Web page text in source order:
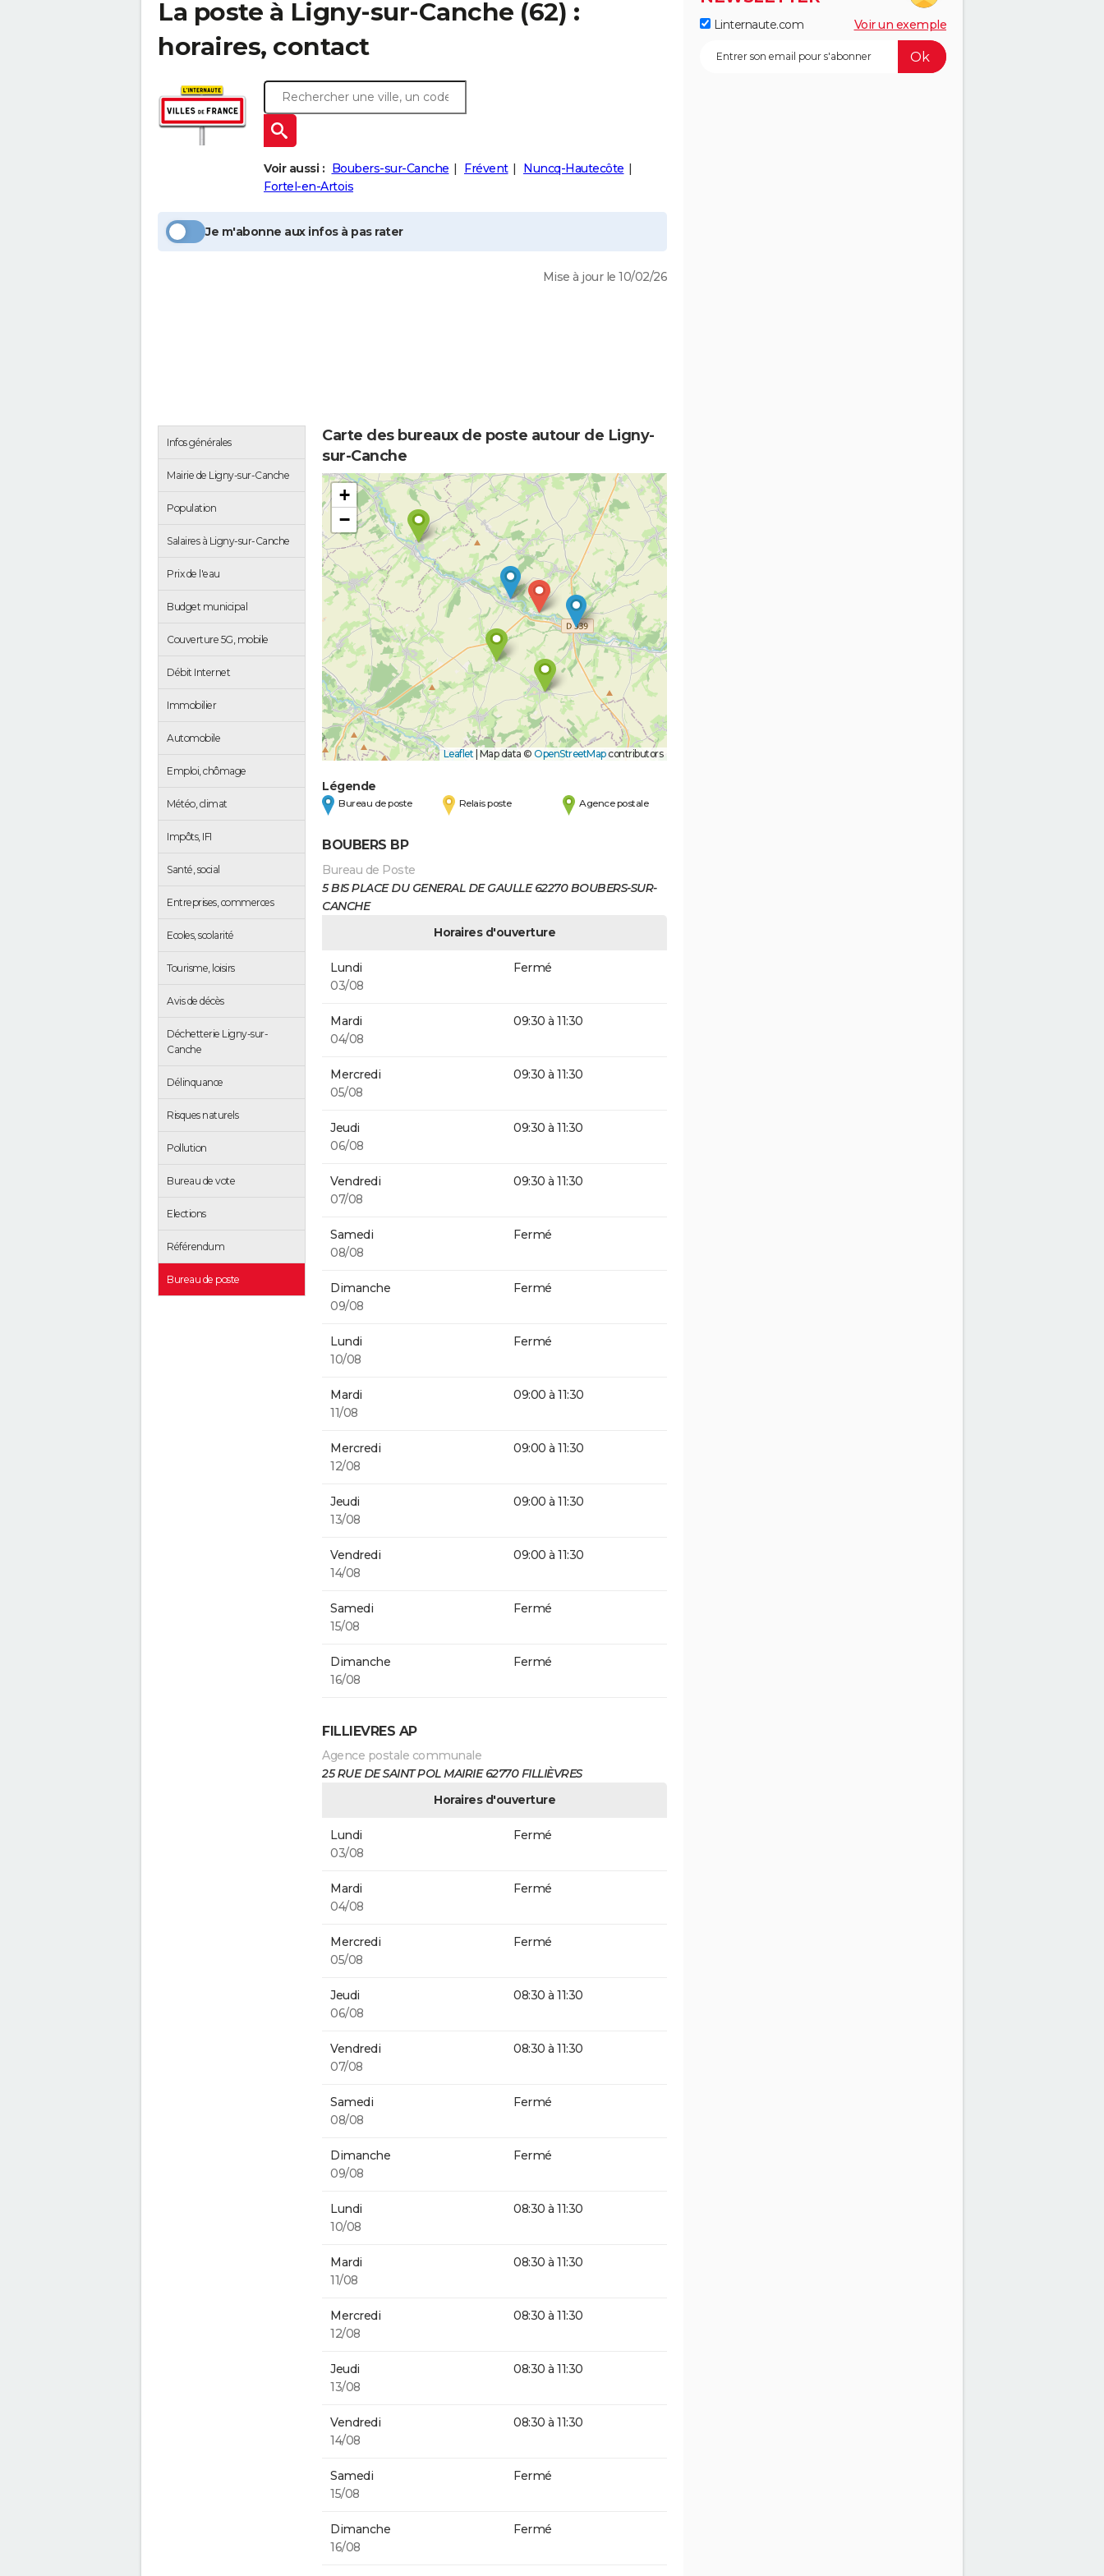
La poste à Ligny-sur-Canche (62) :
horaires, contact
Voir aussi : Boubers-sur-Canche Frévent
Nuncq-Hautecôte
Fortel-en-Artois
Je m'abonne aux infos à pas rater
Mise à jour le 10/02/26
Infos générales
Mairie de Ligny-sur-Canche
Population
Salaires à Ligny-sur-Canche
Prix de l'eau
Budget municipal
Couverture 5G, mobile
Débit Internet
Immobilier
Automobile
Emploi, chômage
Météo, climat
Impôts, IFI
Santé, social
Entreprises, commerces
Ecoles, scolarité
Tourisme, loisirs
Avis de décès
Déchetterie Ligny-sur-
Canche
Délinquance
Risques naturels
Pollution
Bureau de vote
Elections
Référendum
Bureau de poste
Carte des bureaux de poste autour de Ligny-
sur-Canche
+
−
Leaflet Map data © OpenStreetMapcontributors
Légende
Bureau de poste Relais poste Agence postale
BOUBERS BP
Bureau de Poste
5 BIS PLACE DU GENERAL DE GAULLE 62270 BOUBERS-SUR-
CANCHE
Horaires d'ouverture
Lundi
03/08
Fermé
Mardi
04/08
09:30 à 11:30
Mercredi
05/08
09:30 à 11:30
Jeudi
06/08
09:30 à 11:30
Vendredi
07/08
09:30 à 11:30
Samedi
08/08
Fermé
Dimanche
09/08
Fermé
Lundi
10/08
Fermé
Mardi
11/08
09:00 à 11:30
Mercredi
12/08
09:00 à 11:30
Jeudi
13/08
09:00 à 11:30
Vendredi
14/08
09:00 à 11:30
Samedi
15/08
Fermé
Dimanche
16/08
Fermé
FILLIEVRES AP
Agence postale communale
25 RUE DE SAINT POL MAIRIE 62770 FILLIÈVRES
Horaires d'ouverture
Lundi
03/08
Fermé
Mardi
04/08
Fermé
Mercredi
05/08
Fermé
Jeudi
06/08
08:30 à 11:30
Vendredi
07/08
08:30 à 11:30
Samedi
08/08
Fermé
Dimanche
09/08
Fermé
Lundi
10/08
08:30 à 11:30
Mardi
11/08
08:30 à 11:30
Mercredi
12/08
08:30 à 11:30
Jeudi
13/08
08:30 à 11:30
Vendredi
14/08
08:30 à 11:30
Samedi
15/08
Fermé
Dimanche
16/08
Fermé
Linternaute.com Voir un exemple